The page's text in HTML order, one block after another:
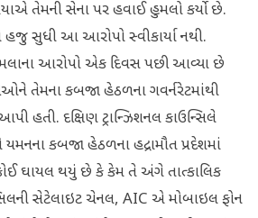
તેમની સેના પર હવાઈ હુમલો કર્યો છે.
સુધી આ આરોપો સ્વીકાર્યા નથી.
આરોપો એક દિવસ પછી આવ્યા છે
તેમના કબજા હેઠળના ગવર્નરેટમાંથી
હતી. દક્ષિણ ટ્રાન્ઝિશનલ કાઉન્સિલે
કબજા હેઠળના હદ્રામૌત પ્રદેશમાં
ઘાયલ થયું છે કે કેમ તે અંગે તાત્કાલિક
સેટેલાઇટ ચેનલ, AIC એ મોબાઇલ ફોન